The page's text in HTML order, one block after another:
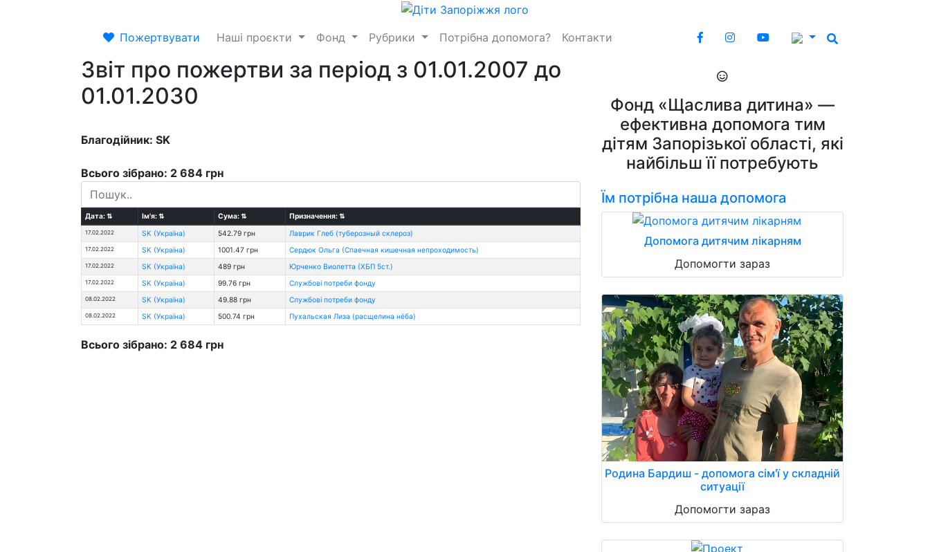
Пожертвувати Наші проєкти Фонд Рубрики Потрібна допомога? Контакти
Звіт про пожертви за період з 01.01.2007 до
01.01.2030
Благодійник: SK
Всього зібрано: 2 684 грн
Дата:⇅ Ім'я:⇅ Сума:⇅ Призначення:⇅
17.02.2022 SK (Україна) 542.79 грн Лаврик Глеб (туберозный склероз)
17.02.2022 SK (Україна) 1001.47 грн Сердюк Ольга (Спаечная кишечная непроходимость)
17.02.2022 SK (Україна) 489 грн Юрченко Виолетта (ХБП 5ст.)
17.02.2022 SK (Україна) 99.76 грн Службові потреби фонду
08.02.2022 SK (Україна) 49.88 грн Службові потреби фонду
08.02.2022 SK (Україна) 500.74 грн Пухальская Лиза (расщелина нёба)
Всього зібрано: 2 684 грн
Фонд «Щаслива дитина» —
ефективна допомога тим
дітям Запорізької області, які
найбільш її потребують
Їм потрібна наша допомога
Допомога дитячим лікарням
Допомогти зараз
Родина Бардиш - допомога сім'ї у складній
ситуації
Допомогти зараз